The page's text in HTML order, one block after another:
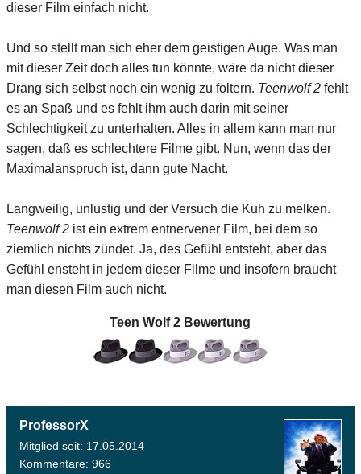
dieser Film einfach nicht.
Und so stellt man sich eher dem geistigen Auge. Was man
mit dieser Zeit doch alles tun könnte, wäre da nicht dieser
Drang sich selbst noch ein wenig zu foltern. Teenwolf 2 fehlt
es an Spaß und es fehlt ihm auch darin mit seiner
Schlechtigkeit zu unterhalten. Alles in allem kann man nur
sagen, daß es schlechtere Filme gibt. Nun, wenn das der
Maximalanspruch ist, dann gute Nacht.
Langweilig, unlustig und der Versuch die Kuh zu melken.
Teenwolf 2 ist ein extrem entnervener Film, bei dem so
ziemlich nichts zündet. Ja, des Gefühl entsteht, aber das
Gefühl ensteht in jedem dieser Filme und insofern braucht
man diesen Film auch nicht.
Teen Wolf 2 Bewertung
ProfessorX
Mitglied seit: 17.05.2014
Kommentare: 966